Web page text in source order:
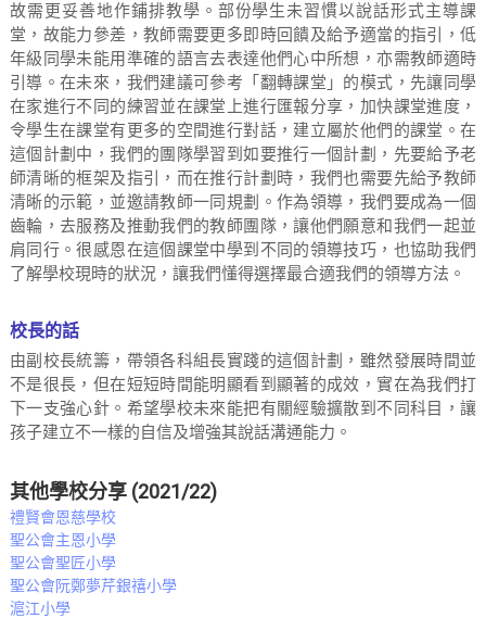
故需更妥善地作鋪排教學。部份學生未習慣以說話形式主導課
堂，故能力參差，教師需要更多即時回饋及給予適當的指引，低
年級同學未能用準確的語言去表達他們心中所想，亦需教師適時
引導。在未來，我們建議可參考「翻轉課堂」的模式，先讓同學
在家進行不同的練習並在課堂上進行匯報分享，加快課堂進度，
令學生在課堂有更多的空間進行對話，建立屬於他們的課堂。在
這個計劃中，我們的團隊學習到如要推行一個計劃，先要給予老
師清晰的框架及指引，而在推行計劃時，我們也需要先給予教師
清晰的示範，並邀請教師一同規劃。作為領導，我們要成為一個
齒輪，去服務及推動我們的教師團隊，讓他們願意和我們一起並
肩同行。很感恩在這個課堂中學到不同的領導技巧，也協助我們
了解學校現時的狀況，讓我們懂得選擇最合適我們的領導方法。
校長的話
由副校長統籌，帶領各科組長實踐的這個計劃，雖然發展時間並
不是很長，但在短短時間能明顯看到顯著的成效，實在為我們打
下一支強心針。希望學校未來能把有關經驗擴散到不同科目，讓
孩子建立不一樣的自信及增強其說話溝通能力。
其他學校分享 (2021/22)
禮賢會恩慈學校
聖公會主恩小學
聖公會聖匠小學
聖公會阮鄭夢芹銀禧小學
滬江小學